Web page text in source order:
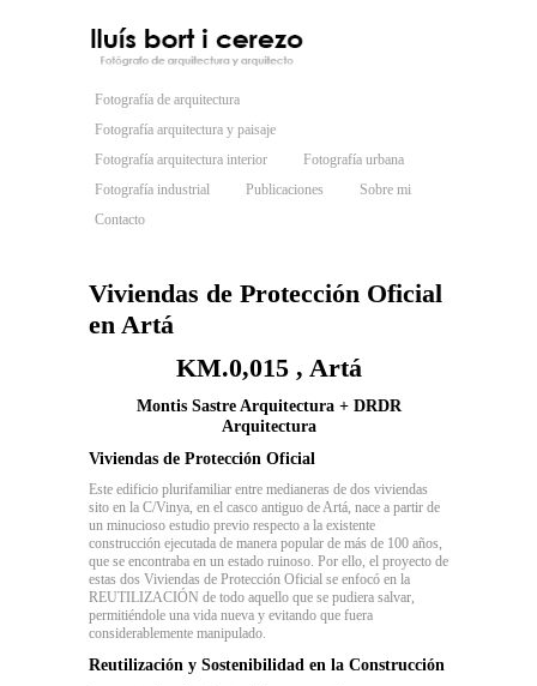
Fotografía de arquitectura
Fotografía arquitectura y paisaje
Fotografía arquitectura interior
Fotografía urbana
Fotografía industrial
Publicaciones
Sobre mi
Contacto
Viviendas de Protección Oficial
en Artá
KM.0,015 , Artá
Montis Sastre Arquitectura+ DRDR
Arquitectura
Viviendas de Protección Oficial
Este edificio plurifamiliar entre medianeras de dos viviendas
sito en la C/Vinya, en el casco antiguo de Artá, nace a partir de
un minucioso estudio previo respecto a la existente
construcción ejecutada de manera popular de más de 100 años,
que se encontraba en un estado ruinoso. Por ello, el proyecto de
estas dos Viviendas de Protección Oficial se enfocó en la
REUTILIZACIÓN de todo aquello que se pudiera salvar,
permitiéndole una vida nueva y evitando que fuera
considerablemente manipulado.
Reutilización y Sostenibilidad en la Construcción